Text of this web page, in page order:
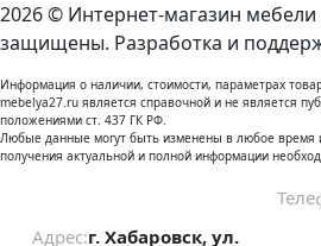
2026 © Интернет-магазин
защищены. Разработка и
Информация о наличии, стоимости, параметрах
mebelya27.ru является справочной и не является
положениями ст. 437 ГК РФ.
Любые данные могут быть изменены в любое время
получения актуальной и полной информации
Адрес:г. Хабаровск, ул.